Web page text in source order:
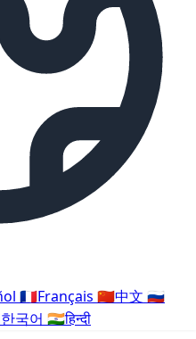
🇫🇷Français 🇨🇳中文 🇷🇺
한국어 🇮🇳हिन्दी